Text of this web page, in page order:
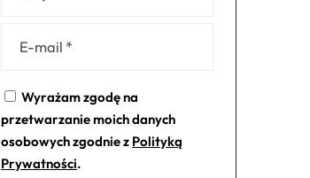
Wyrażam zgodę na
przetwarzanie moich danych
osobowych zgodnie z Polityką
Prywatności.